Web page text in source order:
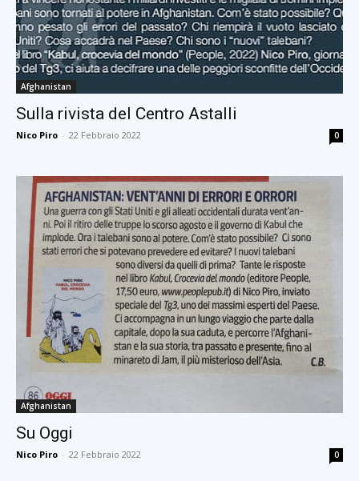
Afghanistan
Sulla rivista del Centro Astalli
Nico Piro - 22 Febbraio 2022 0
Afghanistan
Su Oggi
Nico Piro - 22 Febbraio 2022 0